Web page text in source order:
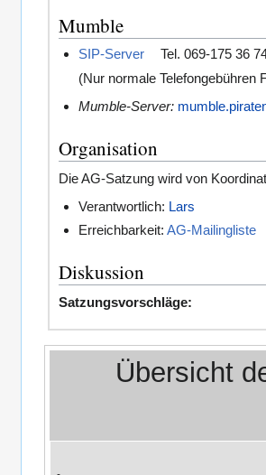
Mumble
SIP-Server
Tel. 069-175 36
(Nur normale Telefongebühren
Mumble-Server:
Organisation
Die AG-Satzung wird von
Verantwortlich: Lars
Erreichbarkeit:AG-Mailingliste
Diskussion
Satzungsvorschläge:
Übersicht